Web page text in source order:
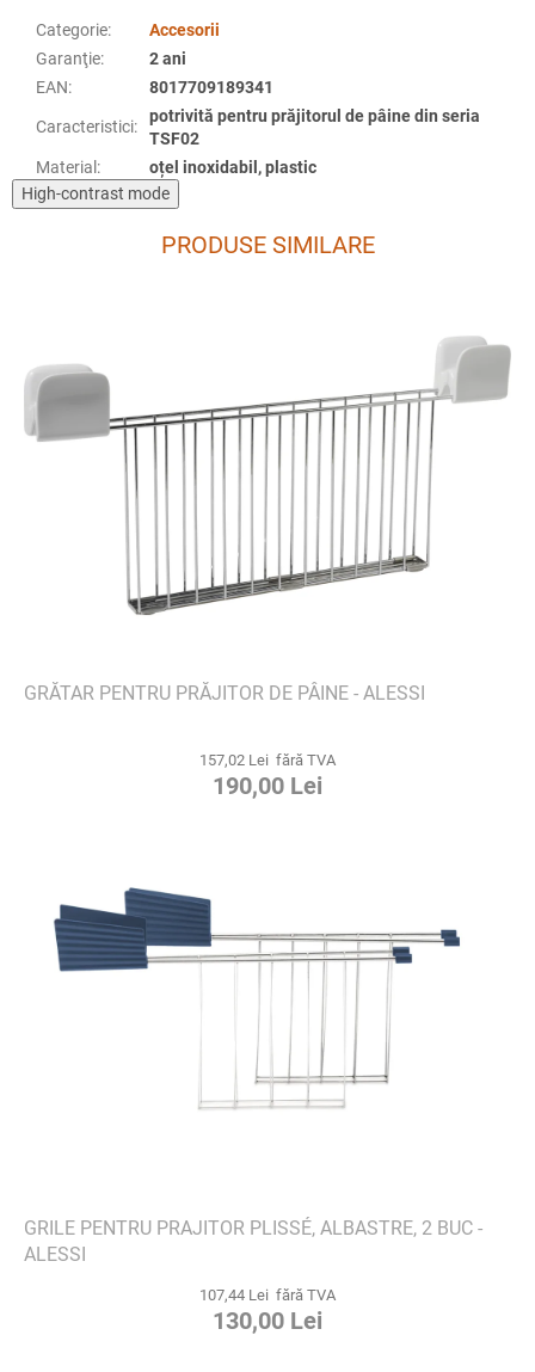
Categorie:
Accesorii
Garanţie:
2 ani
EAN: 8017709189341
Caracteristici:
potrivită pentru prăjitorul de pâine din seria
TSF02
Material :
oțel inoxidabil, plastic
High-contrast mode
PRODUSE SIMILARE
GRĂTAR PENTRU PRĂJITOR DE PÂINE - ALESSI
157,02 Lei fără TVA
190,00 Lei
GRILE PENTRU PRAJITOR PLISSÉ, ALBASTRE, 2 BUC -
ALESSI
107,44 Lei fără TVA
130,00 Lei